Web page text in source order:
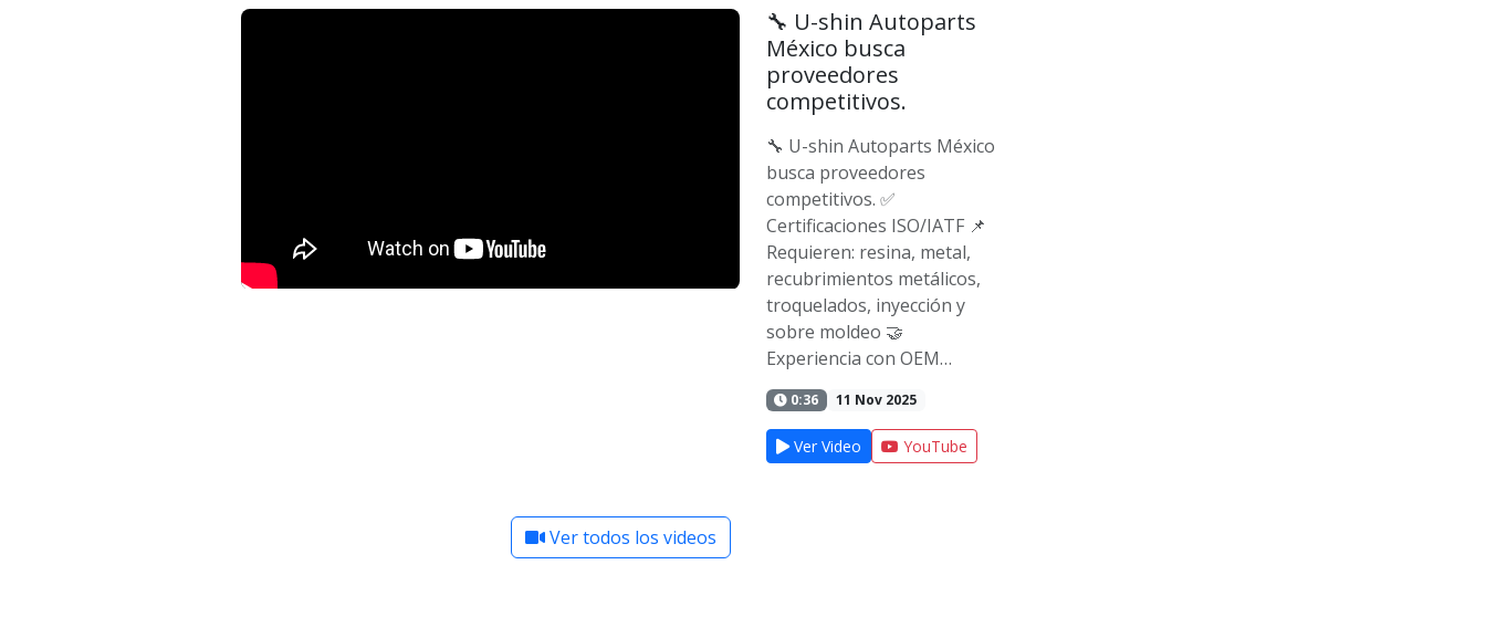
🔧 U-shin Autoparts
México busca
proveedores
competitivos.
🔧 U-shin Autoparts México
busca proveedores
competitivos. ✅
Certificaciones ISO/IATF 📌
Requieren: resina, metal,
recubrimientos metálicos,
troquelados, inyección y
sobre moldeo 🤝
Experiencia con OEM…
0:36 11 Nov 2025
Ver Video YouTube
Ver todos los videos